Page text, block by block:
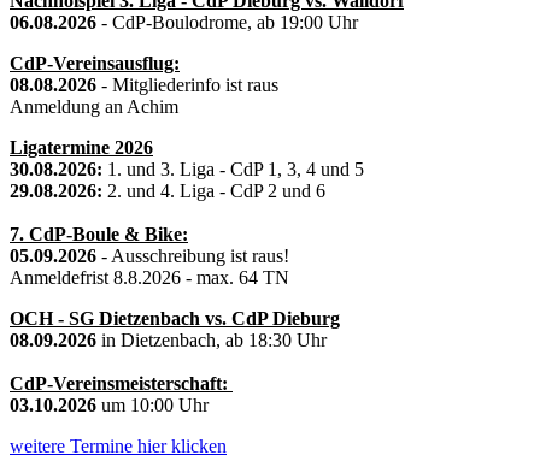
06.08.2026 - CdP-Boulodrome, ab 19:00 Uhr
CdP-Vereinsausflug:
08.08.2026 - Mitgliederinfo ist raus
Anmeldung an Achim
Ligatermine 2026
30.08.2026: 1. und 3. Liga - CdP 1, 3, 4 und 5
29.08.2026: 2. und 4. Liga - CdP 2 und 6
7. CdP-Boule & Bike:
05.09.2026 - Ausschreibung ist raus!
Anmeldefrist 8.8.2026 - max. 64 TN
OCH - SG Dietzenbach vs. CdP Dieburg
08.09.2026 in Dietzenbach, ab 18:30 Uhr
CdP-Vereinsmeisterschaft:
03.10.2026 um 10:00 Uhr
weitere Termine hier klicken